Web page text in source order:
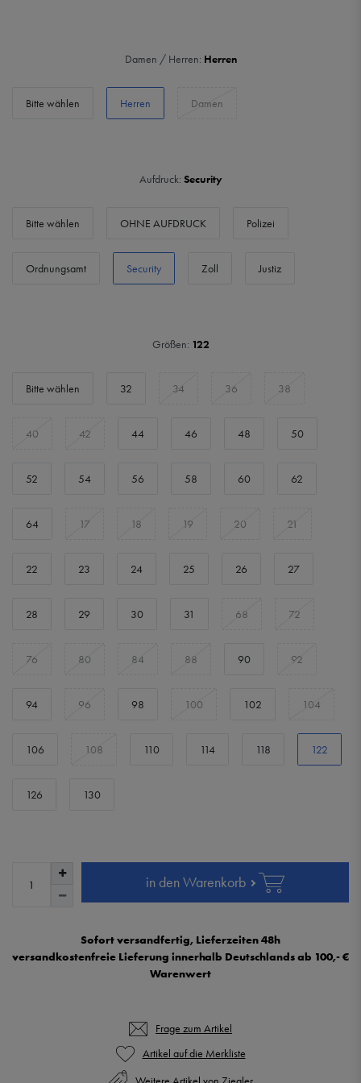
Damen / Herren: Herren
Bitte wählen Herren Damen
Aufdruck: Security
Bitte wählen OHNE AUFDRUCK Polizei
Ordnungsamt Security Zoll Justiz
Größen: 122
Bitte wählen 32 34 36 38
40 42 44 46 48 50
52 54 56 58 60 62
64 17 18 19 20 21
22 23 24 25 26 27
28 29 30 31 68 72
76 80 84 88 90 92
94 96 98 100 102 104
106 108 110 114 118 122
126 130
in den Warenkorb
Sofort versandfertig, Lieferzeiten 48h
versandkostenfreie Lieferung innerhalb Deutschlands ab 100,- €
Warenwert
Frage zum Artikel